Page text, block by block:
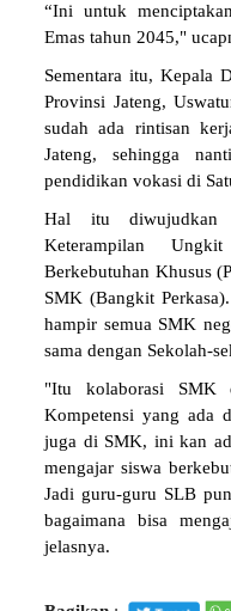
“Ini untuk
Emas tahun 2045,"
Sementara itu, Kepala
Provinsi Jateng,
sudah ada rintisan
Jateng, sehingga
pendidikan vokasi di
Hal itu diwujudkan
Keterampilan
Berkebutuhan Khusus
SMK (Bangkit
hampir semua SMK
sama dengan Sekolah-
"Itu kolaborasi SMK
Kompetensi yang ada
juga di SMK, ini kan
mengajar siswa
Jadi guru-guru SLB
bagaimana bisa
jelasnya.